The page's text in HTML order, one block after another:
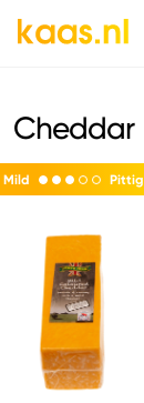
Cheddar
Mild Pittig